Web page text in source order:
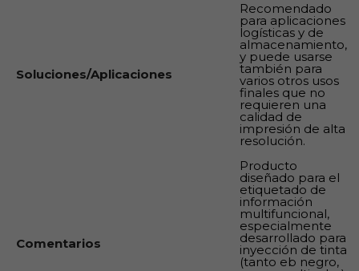
Soluciones/Aplicaciones
Recomendado
para aplicaciones
logísticas y de
almacenamiento,
y puede usarse
también para
varios otros usos
finales que no
requieren una
calidad de
impresión de alta
resolución.
Comentarios
Producto
diseñado para el
etiquetado de
información
multifuncional,
especialmente
desarrollado para
inyección de tinta
(tanto eb negro,